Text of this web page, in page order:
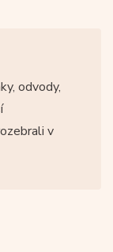
odvody,
v